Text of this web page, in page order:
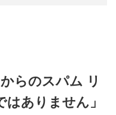
らのスパム リ
ありません」